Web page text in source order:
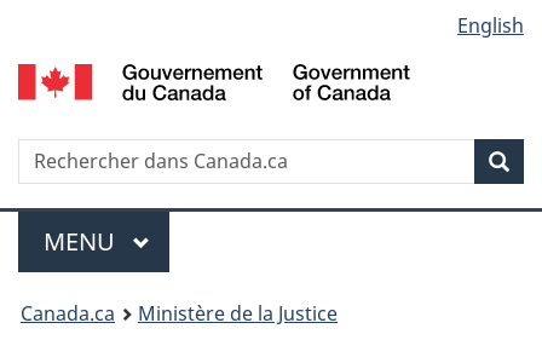
au
contenu
propos
de
la
HTML
simplifiée
selection
English
Recherche
Menu
MENU PRINCIPAL
You
Canada.ca
Ministère de la Justice